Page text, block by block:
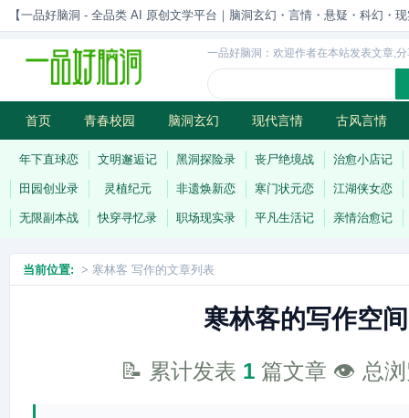
【一品好脑洞 - 全品类 AI 原创文学平台｜脑洞玄幻・言情・悬疑・科幻・
一品好脑洞：欢迎作者在本站发表文章,
首页 青春校园 脑洞玄幻 现代言情 古风言情
历史权谋 武侠江湖 灵异志怪 连载
年下直球恋 文明邂逅记 黑洞探险录 丧尸绝境战 治愈小店记
田园创业录 灵植纪元 非遗焕新恋 寒门状元恋 江湖侠女恋
无限副本战 快穿寻忆录 职场现实录 平凡生活记 亲情治愈记
当前位置: > 寒林客 写作的文章列表
寒林客的写作空间
📝 累计发表 1篇文章 👁️ 总